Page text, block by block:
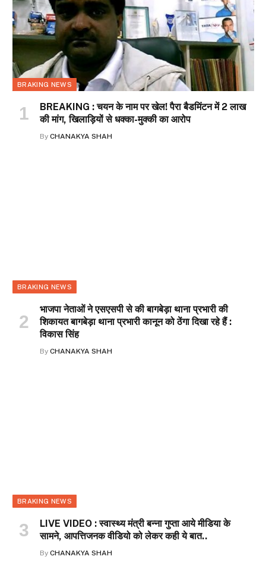
BRAKING NEWS
BREAKING : चयन के नाम पर खेल! पैरा बैडमिंटन में 2 लाख
की मांग, खिलाड़ियों से धक्का-मुक्की का आरोप
By CHANAKYA SHAH
BRAKING NEWS
भाजपा नेताओं ने एसएसपी से की बागबेड़ा थाना प्रभारी की
शिकायत बागबेड़ा थाना प्रभारी कानून को ठेंगा दिखा रहे हैं :
विकास सिंह
By CHANAKYA SHAH
BRAKING NEWS
LIVE VIDEO : स्वास्थ्य मंत्री बन्ना गुप्ता आये मीडिया के
सामने, आपत्तिजनक वीडियो को लेकर कही ये बात..
By CHANAKYA SHAH